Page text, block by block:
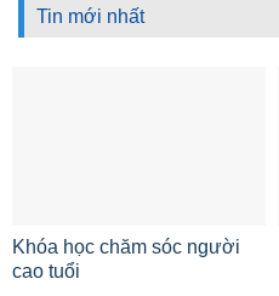
Tin mới nhất
Khóa học chăm sóc người
cao tuổi